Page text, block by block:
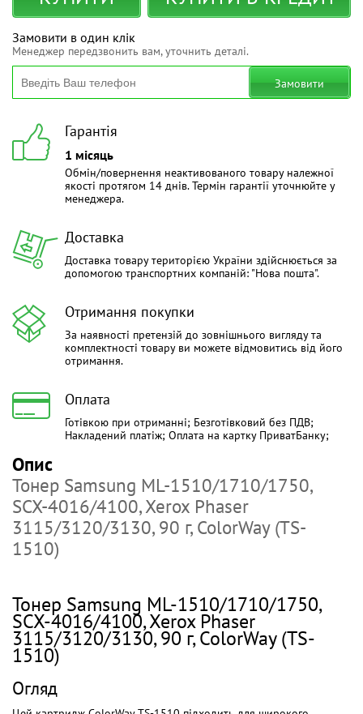
Замовити в один клік
Менеджер передзвонить вам, уточнить деталі.
Замовити
Гарантія
1 місяць
Обмін/повернення неактивованого товару належної
якості протягом 14 днів. Термін гарантії уточнюйте у
менеджера.
Доставка
Доставка товару територією України здійснюється за
допомогою транспортних компаній: "Нова пошта".
Отримання покупки
За наявності претензій до зовнішнього вигляду та
комплектності товару ви можете відмовитись від його
отримання.
Оплата
Готівкою при отриманні; Безготівковий без ПДВ;
Накладений платіж; Оплата на картку ПриватБанку;
Опис
Тонер Samsung ML-1510/1710/1750,
SCX-4016/4100, Xerox Phaser
3115/3120/3130, 90 г, ColorWay (TS-
1510)
Тонер Samsung ML-1510/1710/1750,
SCX-4016/4100, Xerox Phaser
3115/3120/3130, 90 г, ColorWay (TS-
1510)
Огляд